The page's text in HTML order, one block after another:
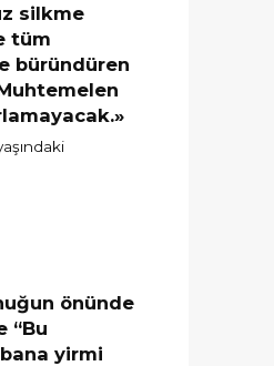
silkme
tüm
büründüren
önünde
“Bu
yirmi